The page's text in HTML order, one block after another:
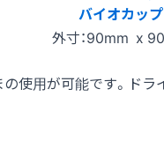
バイオカッ
外寸：90mm x
使用が可能です。ドラ